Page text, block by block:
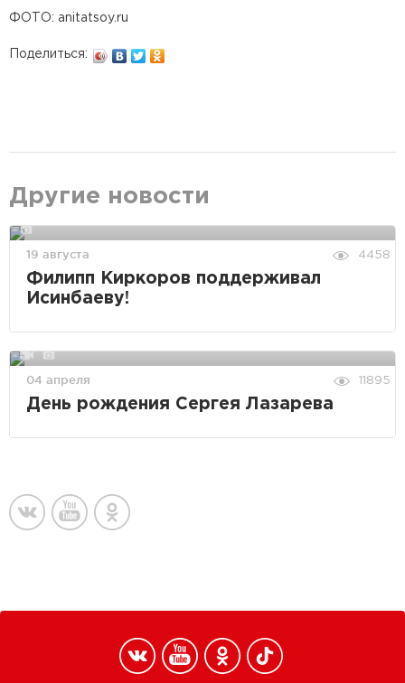
ФОТО: anitatsoy.ru
Поделиться:
Другие новости
19 августа 4458
Филипп Киркоров поддерживал
Исинбаеву!
04 апреля 11895
День рождения Сергея Лазарева